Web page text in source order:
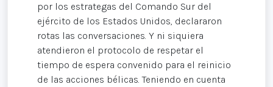
por los estrategas del Comando Sur del
ejército de los Estados Unidos, declararon
rotas las conversaciones. Y ni siquiera
atendieron el protocolo de respetar el
tiempo de espera convenido para el reinicio
de las acciones bélicas. Teniendo en cuenta